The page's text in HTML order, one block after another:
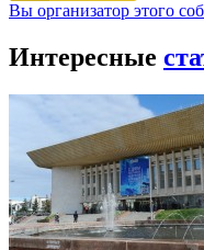
Вы организатор этого
Интересные